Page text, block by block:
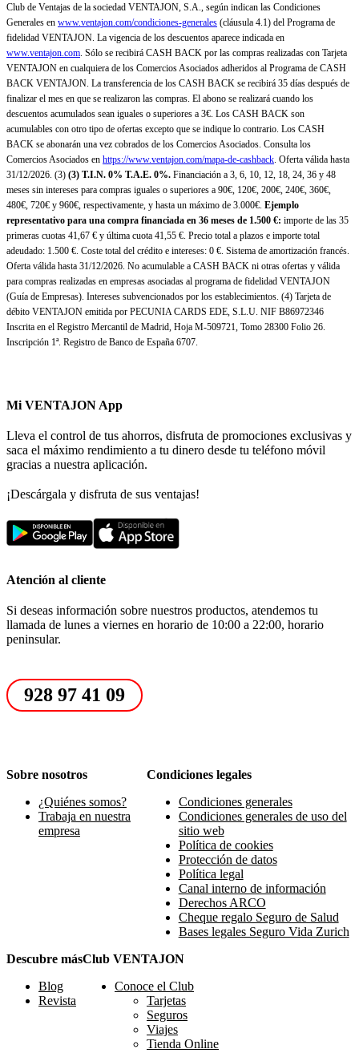
Club de Ventajas de la sociedad VENTAJON, S.A., según indican las Condiciones
Generales en www.ventajon.com/condiciones-generales (cláusula 4.1) del Programa de
fidelidad VENTAJON. La vigencia de los descuentos aparece indicada en
www.ventajon.com. Sólo se recibirá CASH BACK por las compras realizadas con Tarjeta
VENTAJON en cualquiera de los Comercios Asociados adheridos al Programa de CASH
BACK VENTAJON. La transferencia de los CASH BACK se recibirá 35 días después de
finalizar el mes en que se realizaron las compras. El abono se realizará cuando los
descuentos acumulados sean iguales o superiores a 3€. Los CASH BACK son
acumulables con otro tipo de ofertas excepto que se indique lo contrario. Los CASH
BACK se abonarán una vez cobrados de los Comercios Asociados. Consulta los
Comercios Asociados en https://www.ventajon.com/mapa-de-cashback. Oferta válida hasta
31/12/2026. (3) (3) T.I.N. 0% T.A.E. 0%. Financiación a 3, 6, 10, 12, 18, 24, 36 y 48
meses sin intereses para compras iguales o superiores a 90€, 120€, 200€, 240€, 360€,
480€, 720€ y 960€, respectivamente, y hasta un máximo de 3.000€. Ejemplo
representativo para una compra financiada en 36 meses de 1.500 €: importe de las 35
primeras cuotas 41,67 € y última cuota 41,55 €. Precio total a plazos e importe total
adeudado: 1.500 €. Coste total del crédito e intereses: 0 €. Sistema de amortización francés.
Oferta válida hasta 31/12/2026. No acumulable a CASH BACK ni otras ofertas y válida
para compras realizadas en empresas asociadas al programa de fidelidad VENTAJON
(Guía de Empresas). Intereses subvencionados por los establecimientos. (4) Tarjeta de
débito VENTAJON emitida por PECUNIA CARDS EDE, S.L.U. NIF B86972346
Inscrita en el Registro Mercantil de Madrid, Hoja M-509721, Tomo 28300 Folio 26.
Inscripción 1ª. Registro de Banco de España 6707.
Mi VENTAJON App
Lleva el control de tus ahorros, disfruta de promociones exclusivas y
saca el máximo rendimiento a tu dinero desde tu teléfono móvil
gracias a nuestra aplicación.
¡Descárgala y disfruta de sus ventajas!
Atención al cliente
Si deseas información sobre nuestros productos, atendemos tu
llamada de lunes a viernes en horario de 10:00 a 22:00, horario
peninsular.
928 97 41 09
Sobre nosotros
¿Quiénes somos?
Trabaja en nuestra
empresa
Condiciones legales
Condiciones generales
Condiciones generales de uso del
sitio web
Política de cookies
Protección de datos
Política legal
Canal interno de información
Derechos ARCO
Cheque regalo Seguro de Salud
Bases legales Seguro Vida Zurich
Descubre más
Blog
Revista
Club VENTAJON
Conoce el Club
Tarjetas
Seguros
Viajes
Tienda Online